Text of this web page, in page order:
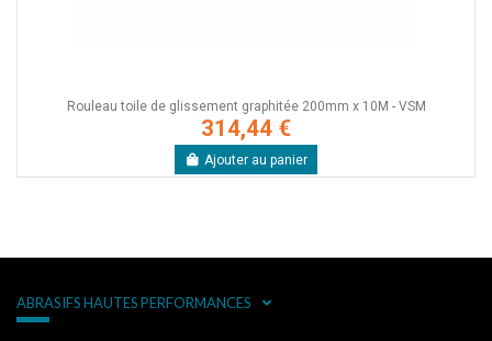
Rouleau toile de glissement graphitée 200mm x 10M - VSM
314,44 €
Ajouter au panier
ABRASIFS HAUTES PERFORMANCES